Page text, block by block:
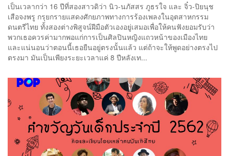
เป็นเวลากว่า 16 ปีที่สองสาวดิว่า นิว-นภัสสร ภูธรใจ และ จิ๋ว-ปิยนุช
เสือจงพรู กรุยกรายแสดงศักยภาพทางการร้องเพลงในอุตสาหกรรม
ดนตรีไทย ทั้งสองต่างพิสูจน์ฝีมือตัวเองอยู่เสมอเพื่อให้คนฟังยอมรับว่า
พวกเธอควรค่ามากพอแก่การเป็นศิลปินหญิงแถวหน้าของเมืองไทย
และแน่นอนว่าตอนนี้เธอยืนอยู่ตรงนั้นแล้ว แต่ถ้าจะให้พูดอย่างตรงไป
ตรงมา มันเป็นเพียงระยะเวลาแค่ 8 ปีหลังเท...